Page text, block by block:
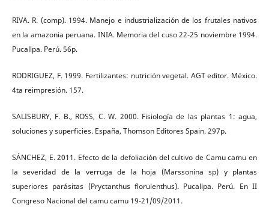
RIVA. R. (comp). 1994. Manejo e industrialización de los frutales nativos
en la amazonia peruana. INIA. Memoria del cuso 22-25 noviembre 1994.
Pucallpa. Perú. 56p.
RODRIGUEZ, F. 1999. Fertilizantes: nutrición vegetal. AGT editor. México.
4ta reimpresión. 157.
SALISBURY, F. B., ROSS, C. W. 2000. Fisiología de las plantas 1: agua,
soluciones y superficies. España, Thomson Editores Spain. 297p.
SÁNCHEZ, E. 2011. Efecto de la defoliación del cultivo de Camu camu en
la severidad de la verruga de la hoja (Marssonina sp) y plantas
superiores parásitas (Pryctanthus florulenthus). Pucallpa. Perú. En II
Congreso Nacional del camu camu 19-21/09/2011.